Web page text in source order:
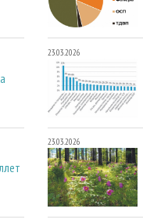
23.03.2026
23.03.2026